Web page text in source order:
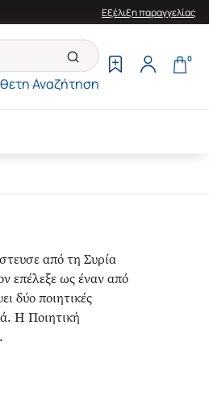
Εξέλιξη παραγγελίας
Αναζήτηση
0
από τη Συρία
επέλεξε ως έναν από
δύο ποιητικές
Η Ποιητική